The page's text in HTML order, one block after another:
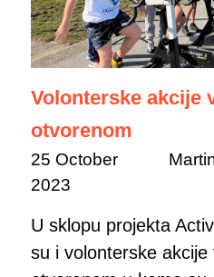
Volonterske akcije
otvorenom
25 October
2023
U sklopu projekta
su i volonterske akcije